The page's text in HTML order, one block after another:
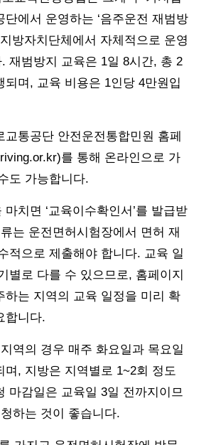
단에서 운영하는 ‘음주운전 재범방
방자치단체에서 자체적으로 운영
재범방지 교육은 1일 8시간, 총 2
되며, 교육 비용은 1인당 4만원입
교통공단 안전운전통합민원 홈페
를 통해 온라인으로 가
도 가능합니다.
치면 ‘교육이수확인서’를 발급받
는 운전면허시험장에서 면허 재
적으로 제출해야 합니다. 교육 일
별로 다를 수 있으므로, 홈페이지
하는 지역의 교육 일정을 미리 확
합니다.
역의 경우 매주 화요일과 목요일
며, 지방은 지역별로 1~2회 정도
마감일은 교육일 3일 전까지이므
하는 것이 좋습니다.